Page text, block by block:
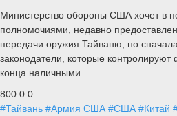
Министерство обороны США хочет в
полномочиями, недавно
передачи оружия Тайваню, но
законодатели, которые
конца наличными.
800 0 0
#Тайвань #Армия США #США #Китай